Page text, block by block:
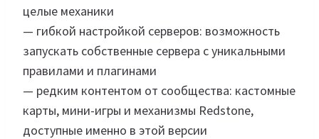
целые механики
— гибкой настройкой серверов: возможность
запускать собственные сервера с уникальными
правилами и плагинами
— редким контентом от сообщества: кастомные
карты, мини-игры и механизмы Redstone,
доступные именно в этой версии